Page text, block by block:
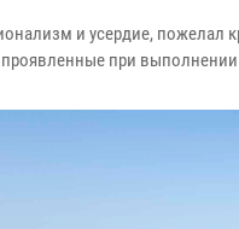
и усердие, пожелал
проявленные при